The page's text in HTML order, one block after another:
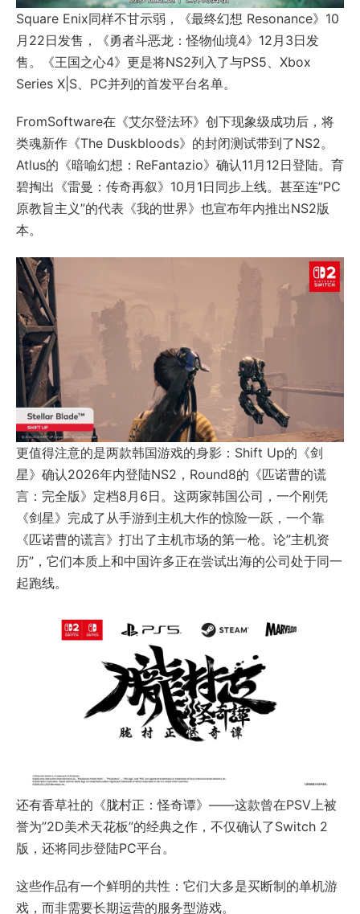
Square Enix同样不甘示弱，《最终幻想 Resonance》10
月22日发售，《勇者斗恶龙：怪物仙境4》12月3日发
售。《王国之心4》更是将NS2列入了与PS5、Xbox
Series X|S、PC并列的首发平台名单。
FromSoftware在《艾尔登法环》创下现象级成功后，将
类魂新作《The Duskbloods》的封闭测试带到了NS2。
Atlus的《暗喻幻想：ReFantazio》确认11月12日登陆。育
碧掏出《雷曼：传奇再叙》10月1日同步上线。甚至连”PC
原教旨主义”的代表 《我的世界》 也宣布年内推出NS2版
本。
更值得注意的是两款韩国游戏的身影：Shift Up的《剑
星》确认2026年内登陆NS2，Round8的《匹诺曹的谎
言：完全版》定档8月6日。这两家韩国公司，一个刚凭
《剑星》完成了从手游到主机大作的惊险一跃，一个靠
《匹诺曹的谎言》打出了主机市场的第一枪。论”主机资
历”，它们本质上和中国许多正在尝试出海的公司处于同一
起跑线。
还有香草社的《胧村正：怪奇谭》——这款曾在PSV上被
誉为”2D美术天花板”的经典之作，不仅确认了Switch 2
版，还将同步登陆PC平台。
这些作品有一个鲜明的共性：它们大多是买断制的单机游
戏，而非需要长期运营的服务型游戏。